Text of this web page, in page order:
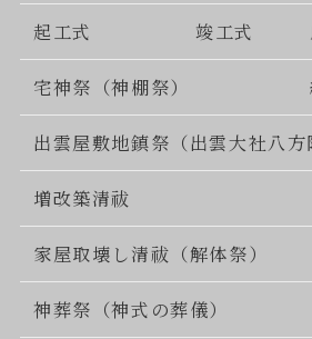
起工式 竣工式
宅神祭（神棚祭）
出雲屋敷地鎮祭（出雲大社八方
増改築清祓
家屋取壊し清祓（解体祭）
神葬祭（神式の葬儀）